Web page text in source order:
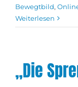
Bewegtbild,
Weiterlesen
„Die